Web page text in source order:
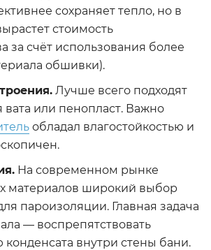
сохраняет тепло, но в
стоимость
за счёт использования более
обшивки).
Лучше всего подходят
вата или пенопласт. Важно
обладал влагостойкостью и
На современном рынке
материалов широкий выбор
пароизоляции. Главная задача
— воспрепятствовать
внутри стены бани.